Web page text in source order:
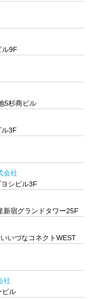
ル9F
5杉商ビル
3F
会社
シビル3F
新宿グランドタワー25F
いづなコネクトWEST
社
ビル